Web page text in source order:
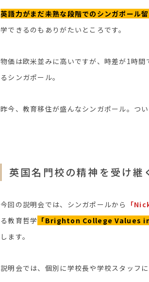
英語力がまだ未熟な段階でのシンガポール
学できるのもありがたいところです。
物価は欧米並みに高いですが、時差が1時
るシンガポール。
昨今、教育移住が盛んなシンガポール。つ
英国名門校の精神を受け
今回の説明会では、シンガポールから 「
る教育哲学 「Brighton College Values
します。
説明会では、個別に学校長や学校スタッフ